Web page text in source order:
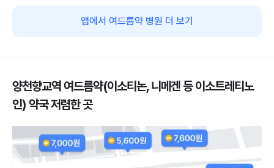
앱에서 여드름약 병원 더 보기
양천향교역 여드름약(이소티논, 니메겐 등 이소트레티노
인) 약국 저렴한 곳